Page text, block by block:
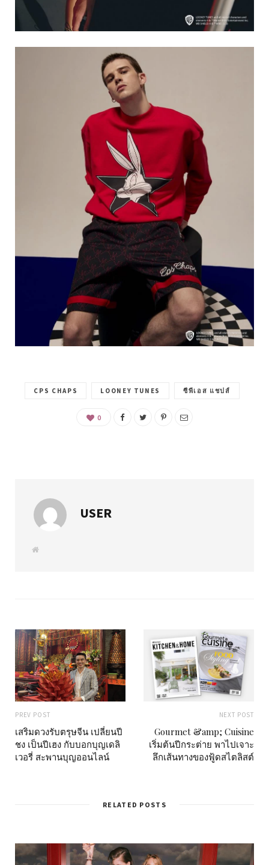
CPS CHAPS LOONEY TUNES ซีพีเอส แชปส์
0
USER
W
PREV POST
เสริมดวงรับตรุษจีน เปลี่ยนปี
ชง เป็นปีเฮง กับบอกบุญเดลิ
เวอรี่ สะพานบุญออนไลน์
NEXT POST
Gourmet &amp; Cuisine
เริ่มต้นปีกระต่าย พาไปเจาะ
ลึกเส้นทางของฟู้ดสไตลิสต์
RELATED POSTS